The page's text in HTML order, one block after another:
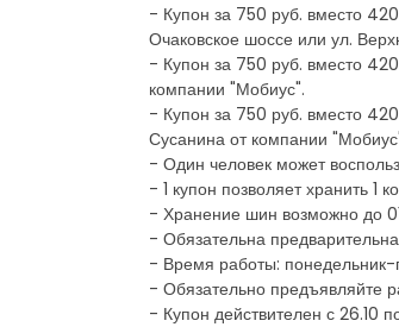
- Купон за 750 руб. вместо
Очаковское шоссе или ул.
- Купон за 750 руб. вместо
компании "Мобиус".
- Купон за 750 руб. вместо
Сусанина от компании
- Один человек может
- 1 купон позволяет хранить 1
- Хранение шин возможно до
- Обязательна
- Время работы: понедельник-
- Обязательно предъявляйте
- Купон действителен с 26.10